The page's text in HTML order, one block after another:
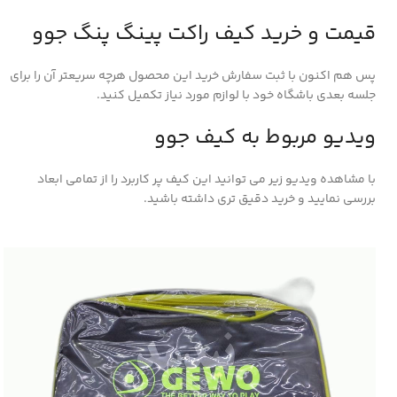
قیمت و خرید کیف راکت پینگ پنگ جوو
پس هم اکنون با ثبت سفارش خرید این محصول هرچه سریعتر آن را برای
جلسه بعدی باشگاه خود با لوازم مورد نیاز تکمیل کنید.
ویدیو مربوط به کیف جوو
با مشاهده ویدیو زیر می توانید این کیف پر کاربرد را از تمامی ابعاد
بررسی نمایید و خرید دقیق تری داشته باشید.